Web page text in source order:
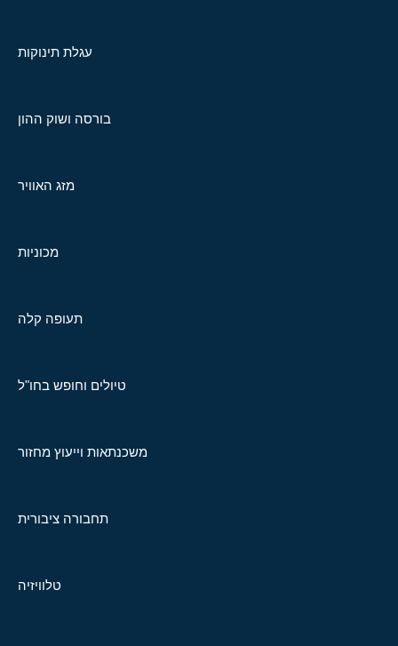
עגלת תינוקות
בורסה ושוק ההון
מזג האוויר
מכוניות
תעופה קלה
טיולים וחופש בחו"ל
משכנתאות וייעוץ מחזור
תחבורה ציבורית
טלוויזיה